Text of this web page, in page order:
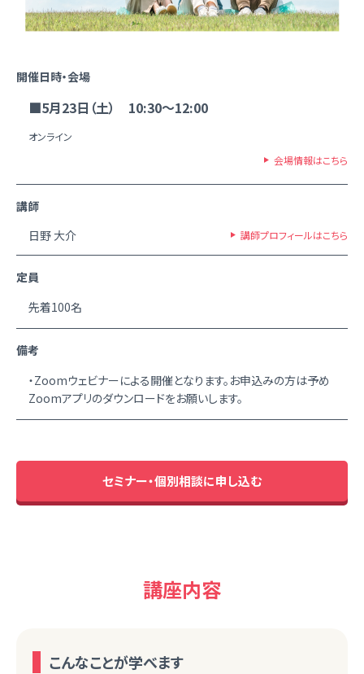
開催日時・会場
■5月23日（土） 10:30～12:00
オンライン
会場情報はこちら
講師
日野 大介
講師プロフィールはこちら
定員
先着100名
備考
・Zoomウェビナーによる開催となります。お申込みの方は予め
Zoomアプリのダウンロードをお願いします。
セミナー・個別相談に申し込む
講座内容
こんなことが学べます